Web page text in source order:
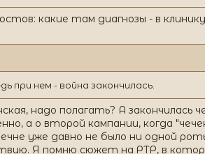
какие там диагнозы - в клинику
при нем - война закончилась.
надо полагать? А закончилась
а о второй кампании, когда
уже давно не было ни одной
Я помню сюжет на РТР, в